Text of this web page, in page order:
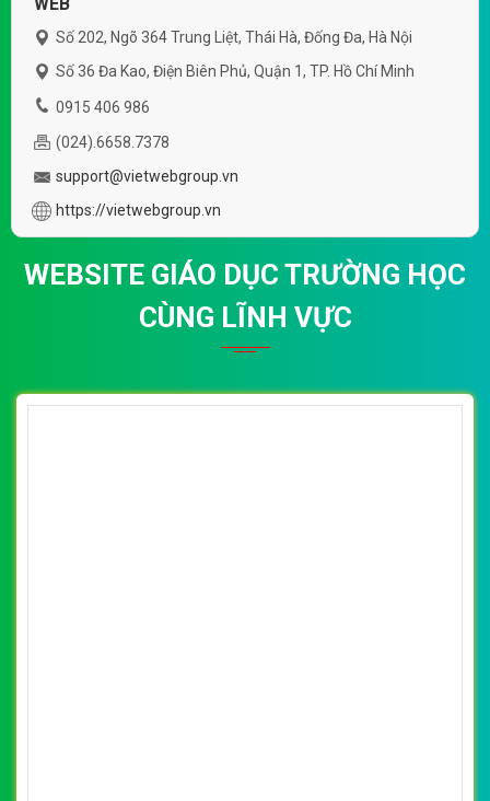
Số 202, Ngõ 364 Trung Liệt, Thái Hà, Đống Đa, Hà Nội
Số 36 Đa Kao, Điện Biên Phủ, Quận 1, TP. Hồ Chí Minh
0915 406 986
(024).6658.7378
support@vietwebgroup.vn
https://vietwebgroup.vn
WEBSITE GIÁO DỤC TRƯỜNG HỌC
CÙNG LĨNH VỰC